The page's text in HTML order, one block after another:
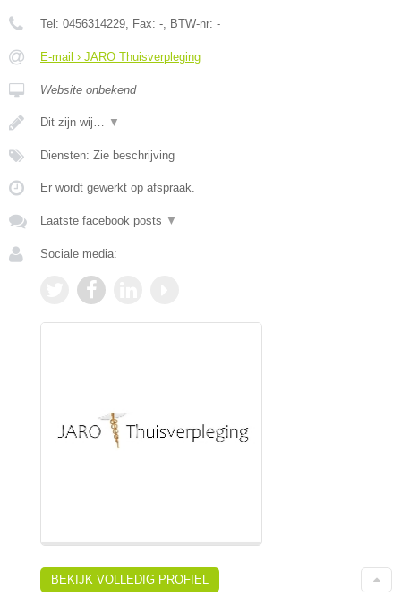
Tel: 0456314229, Fax: -, BTW-nr: -
E-mail › JARO Thuisverpleging
Website onbekend
Dit zijn wij… ▼
Diensten: Zie beschrijving
Er wordt gewerkt op afspraak.
Laatste facebook posts ▼
Sociale media:
BEKIJK VOLLEDIG PROFIEL